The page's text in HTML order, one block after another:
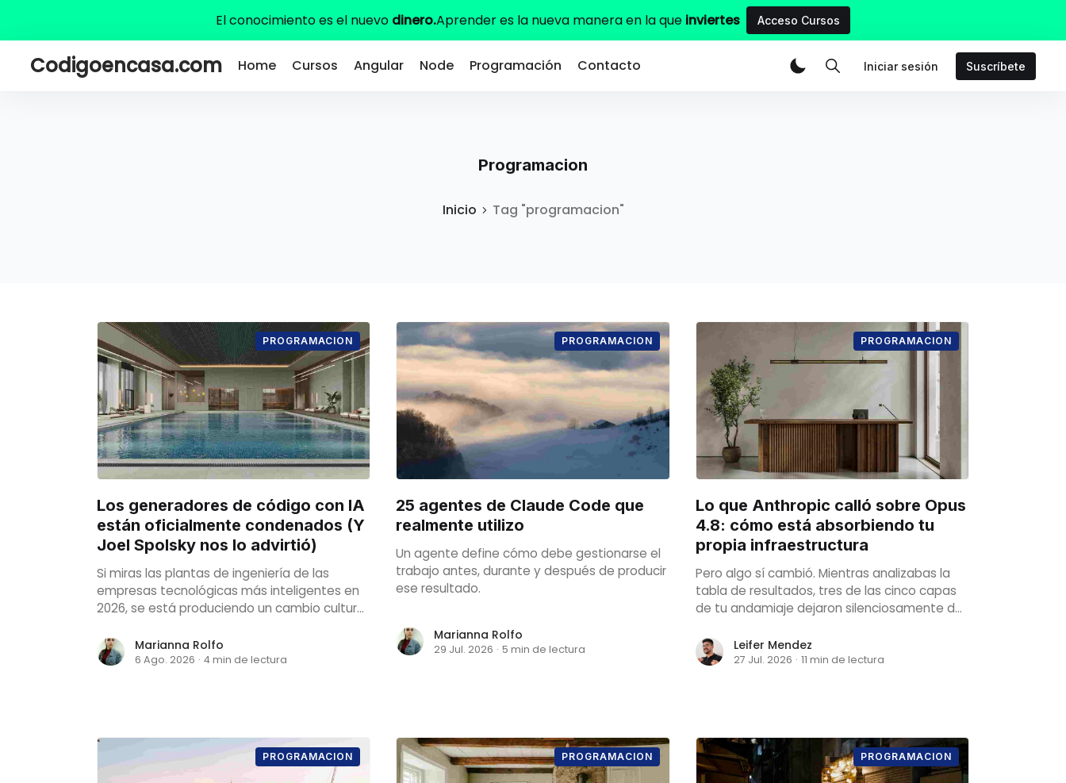
El conocimiento es el nuevo dinero.Aprender es la nueva manera en la que inviertes Acceso Cursos
Codigoencasa.com Home Cursos Angular Node Programación Contacto Iniciar sesión Suscríbete
Programacion
Inicio Tag "programacion"
PROGRAMACION
Los generadores de código con IA
están oficialmente condenados (Y
Joel Spolsky nos lo advirtió)
Si miras las plantas de ingeniería de las
empresas tecnológicas más inteligentes en
2026, se está produciendo un cambio cultural
Marianna Rolfo
6 Ago. 2026 · 4 min de lectura
PROGRAMACION
25 agentes de Claude Code que
realmente utilizo
Un agente define cómo debe gestionarse el
trabajo antes, durante y después de producir
ese resultado.
Marianna Rolfo
29 Jul. 2026 · 5 min de lectura
PROGRAMACION
Lo que Anthropic calló sobre Opus
4.8: cómo está absorbiendo tu
propia infraestructura
Pero algo sí cambió. Mientras analizabas la
tabla de resultados, tres de las cinco capas
de tu andamiaje dejaron silenciosamente de
presentó el lanzamiento de esa manera.
Leifer Mendez
27 Jul. 2026 · 11 min de lectura
PROGRAMACION PROGRAMACION PROGRAMACION